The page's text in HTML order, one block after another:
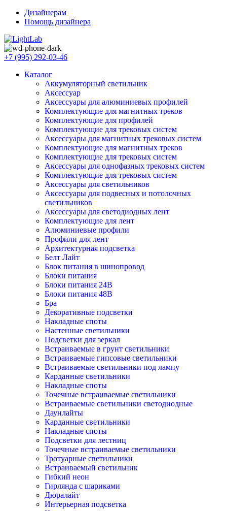
Дизайнерам
Помощь дизайнера
+7 (995) 292-03-46
Каталог
Аккумуляторный светильник
Аксессуар
Аксессуары для алюминиевых профилей
Комплектующие для магнитных треков
Комплектующие для профилей
Комплектующие для трековых систем
Аксессуары для магнитных трековых систем
Комплектующие для магнитных треков
Комплектующие для трековых систем
Аксессуары для однофазных трековых систем
Комплектующие для трековых систем
Аксессуары для светильников
Аксессуары для подвесных и потолочных
светильников
Аксессуары для светодиодных лент
Комплектующие для лент
Алюминиевые профили
Профили для лент
Архитектурная подсветка
Белт Лайт
Блок питания в шинопровод
Блоки питания
Блоки питания 24В
Блоки питания 48В
Бра
Декоративные подсветки
Накладные споты
Настенные светильники
Подсветки для зеркал
Встраиваемые в грунт светильники
Встраиваемые гипсовые светильники
Встраиваемые светильники под лампу
Карданные светильники
Накладные споты
Точечные встраиваемые светильники
Встраиваемые светильники светодиодные
Даунлайты
Карданные светильники
Накладные споты
Подсветки для лестниц
Точечные встраиваемые светильники
Тротуарные светильники
Встраиваемый светильник
Гибкий неон
Гирлянда с шариками
Дюралайт
Интерьерная подсветка